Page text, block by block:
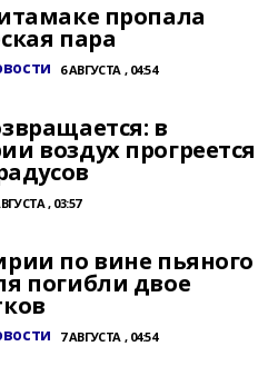
пропала
пара
6 АВГУСТА , 04:54
в
воздух прогреется
, 03:57
по вине пьяного
погибли двое
7 АВГУСТА , 04:54